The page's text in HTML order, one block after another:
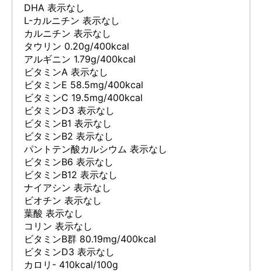
DHA 表示なし
L-カルニチン 表示なし
カルニチン 表示なし
タウリン 0.20g/400kcal
アルギニン 1.79g/400kcal
ビタミンA 表示なし
ビタミンE 58.5mg/400kcal
ビタミンC 19.5mg/400kcal
ビタミンD3 表示なし
ビタミンB1 表示なし
ビタミンB2 表示なし
パントテン酸カルシウム 表示なし
ビタミンB6 表示なし
ビタミンB12 表示なし
ナイアシン 表示なし
ビオチン 表示なし
葉酸 表示なし
コリン 表示なし
ビタミンB群 80.19mg/400kcal
ビタミンD3 表示なし
カロリ- 410kcal/100g